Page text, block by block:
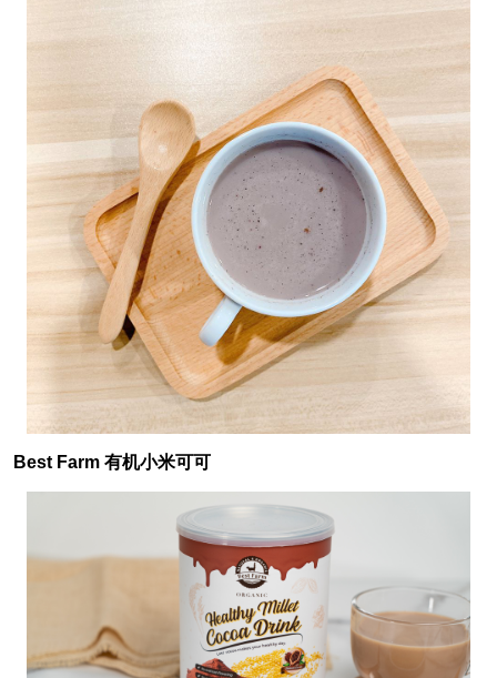
Best Farm 有机小米可可